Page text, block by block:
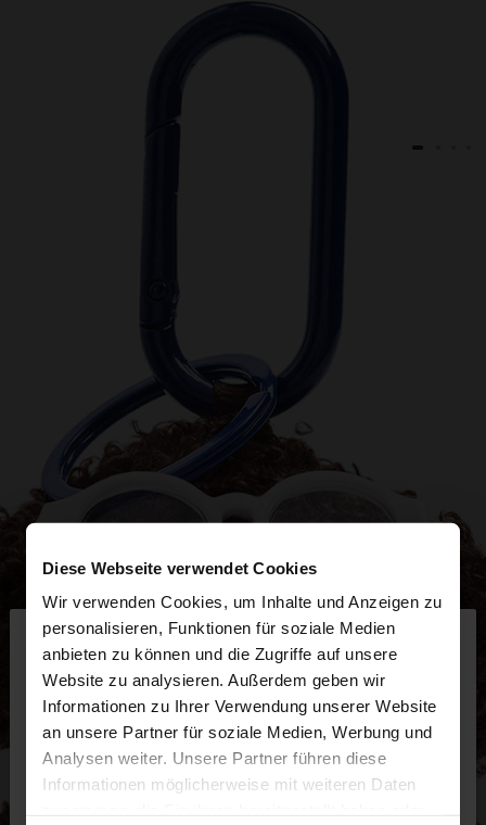
Diese Webseite verwendet Cookies
Wir verwenden Cookies, um Inhalte und Anzeigen zu
personalisieren, Funktionen für soziale Medien
anbieten zu können und die Zugriffe auf unsere
Website zu analysieren. Außerdem geben wir
Informationen zu Ihrer Verwendung unserer Website
an unsere Partner für soziale Medien, Werbung und
Analysen weiter. Unsere Partner führen diese
Informationen möglicherweise mit weiteren Daten
hallo
Sie greifen von Schweiz auf die Website zu.
Möchten Sie unsere United States Website